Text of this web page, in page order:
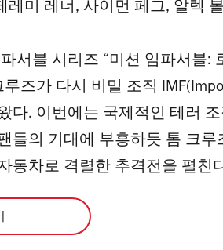
레미 레너, 사이먼 페그, 알렉
서블 시리즈 “미션 임파서블:
즈가 다시 비밀 조직
다. 이번에는 국제적인 테러
들의 기대에 부흥하듯 톰 크
동차로 격렬한 추격전을 펼친